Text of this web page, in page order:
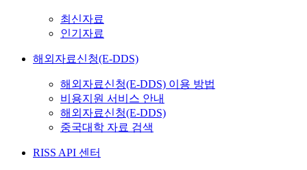
최신자료
인기자료
해외자료신청(E-DDS)
해외자료신청(E-DDS) 이용 방법
비용지원 서비스 안내
해외자료신청(E-DDS)
중국대학 자료 검색
RISS API 센터